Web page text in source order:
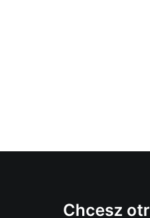
Chcesz